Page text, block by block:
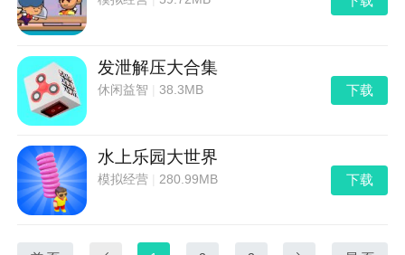
发泄解压大合集
休闲益智 |38.3MB 下载
水上乐园大世界
模拟经营 280.99MB 下载